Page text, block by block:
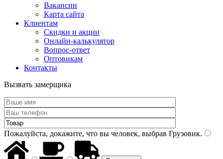
Вакансии
Карта сайта
Клиентам
Скидки и акции
Онлайн-калькулятор
Вопрос-ответ
Оптовикам
Контакты
Вызвать замерщика
Пожалуйста, докажите, что вы человек, выбрав Грузовик.